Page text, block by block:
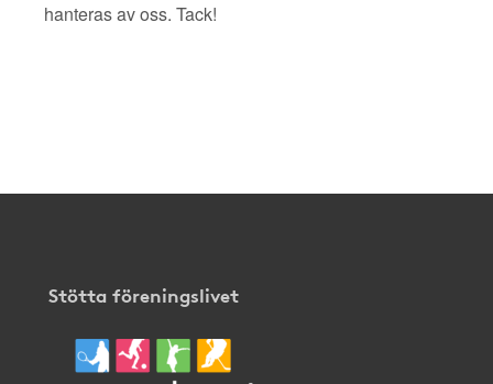
hanteras av oss. Tack!
Stötta föreningslivet